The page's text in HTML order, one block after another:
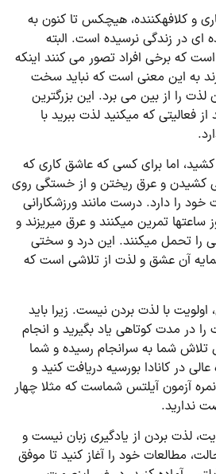
و کلافه­کننده، هیچکس تا کنون به
ای در زندگی نرسیده است. البته
که برخی افراد تصور می کنند اینکه
به این معنی است که نباید سخت
را از بین می برد. این بزرگترین
از فعالیتی که می­کنید لذت ببرید با
اما برای کسی که عاشق کاری که
کشیدن و عرق ریختن و از خستگی روی
را دارد. درست مانند ورزشکارانی
تمرین می­کنند و عرق می­ریزند و
را تحمل می­کنند. این درد و سختی
آن عشق و لذت از تلاشی است که
با لذت بردن نیست. زیرا باید
در مدت کوتاهی یاد بگیرید و انجام
شما به سرانجام رسیده و شما
در کانادا بورسیه دریافت کنید و
آزمون آیلتس شماست که مثلا چهار
ندارید.
لذت بردن از یادگیری زبان نیست و
مطالعات خود را آغاز کنید تا موفق